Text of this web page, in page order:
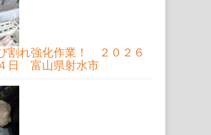
割れ強化作業！ ２０２６
日 富山県射水市